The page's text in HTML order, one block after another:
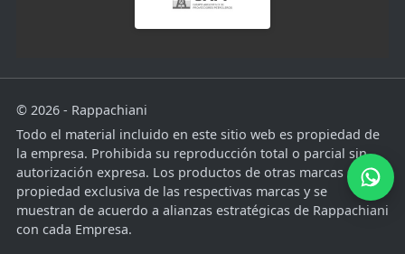
© 2026 - Rappachiani
Todo el material incluido en este sitio web es propiedad de
la empresa. Prohibida su reproducción total o parcial sin
autorización expresa. Los productos de otras marcas son
propiedad exclusiva de las respectivas marcas y se
muestran de acuerdo a alianzas estratégicas de Rappachiani
con cada Empresa.